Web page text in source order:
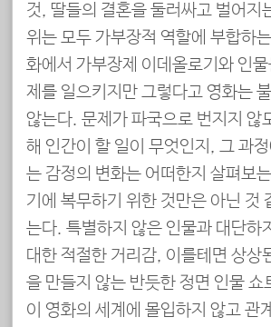
것, 딸들의 결혼을 둘러싸고 벌어지
위는 모두 가부장적 역할에 부합하
화에서 가부장제 이데올로기와 인
제를 일으키지만 그렇다고 영화는
않는다. 문제가 파국으로 번지지 않
해 인간이 할 일이 무엇인지, 그 과
는 감정의 변화는 어떠한지 살펴보
기에 복무하기 위한 것만은 아닌 것
는다. 특별하지 않은 인물과 대단하
대한 적절한 거리감, 이를테면 상상
을 만들지 않는 반듯한 정면 인물 쇼
이 영화의 세계에 몰입하지 않고 관